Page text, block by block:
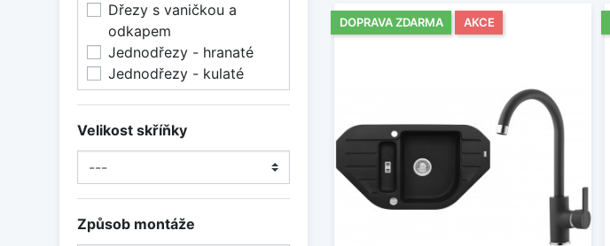
Dřezy s vaničkou a
odkapem
Jednodřezy - hranaté
Jednodřezy - kulaté
Velikost skříňky
Způsob montáže
DOPRAVA ZDARMA AKCE